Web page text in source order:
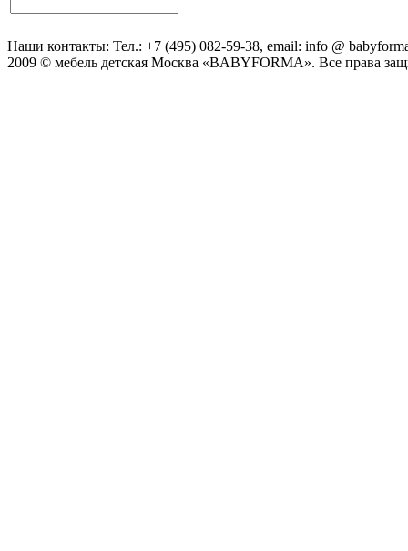
Наши контакты: Тел.: +7 (495) 082-59-38, email: info @
2009 © мебель детская Москва «BABYFORMA». Все права